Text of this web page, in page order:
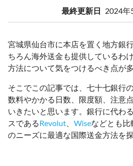
最終更新日 2024年
宮城県仙台市に本店を置く地方銀
ちろん海外送金も提供しているわ
方法について気をつけるべき点が
そこでこの記事では、七十七銀行
数料やかかる日数、限度額、注意
いきたいと思います。銀行に代わ
スであるRevolut Wiseなどとも
のニーズに最適な国際送金方法を